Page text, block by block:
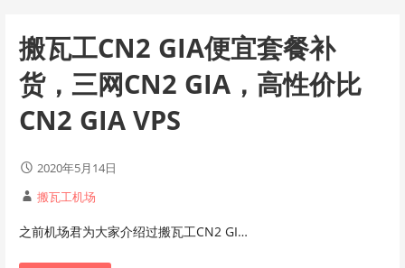
搬瓦工CN2 GIA便宜套餐补
货，三网CN2 GIA，高性价比
CN2 GIA VPS
2020年5月14日
搬瓦工机场
之前机场君为大家介绍过搬瓦工CN2 GI…